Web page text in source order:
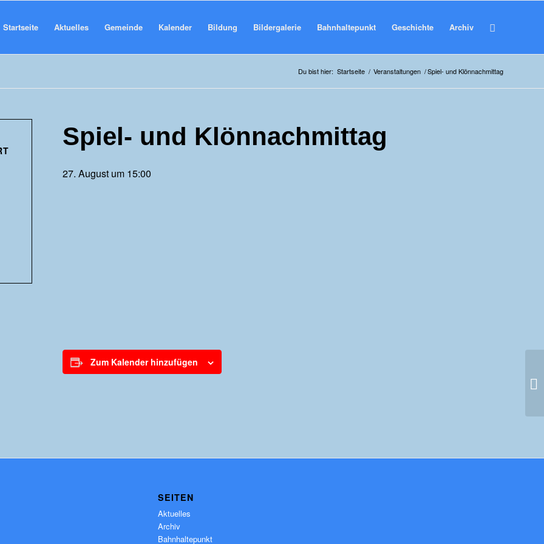
Startseite Aktuelles Gemeinde Kalender Bildung Bildergalerie Bahnhaltepunkt Geschichte Archiv
Du bist hier: Startseite / Veranstaltungen /Spiel- und Klönnachmittag
Spiel- und Klönnachmittag
27. August um 15:00
Zum Kalender hinzufügen
SEITEN
Aktuelles
Archiv
Bahnhaltepunkt